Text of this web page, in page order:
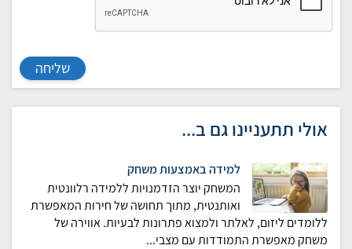
שליחה
אולי תתעניינו גם ב...
למידה באמצעות משחק
המשחק יוצר הזדמנויות ללמידה רלוונטית
ואותנטית, מתוך תחושה של חירות המאפשרת
ללומדים ליזום, לאלתר ולמצוא פתרונות לבעיות. אווירה של
משחק מאפשרת התמודדות עם מצבי...